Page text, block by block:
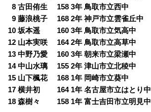
08 古田侑生 158 3年 鳥取市立西中
09 藤浪桃子 168 2年 神戸市立雲雀丘中
10 坂本遥 160 3年 鳥取市立気高中
12 山本実咲 164 2年 鳥取市立高草中
13 中野乃愛 160 3年 朝来市立梁瀬中
14 中山水璃 155 2年 津山市立北稜中
15 山下楓花 168 1年 岡崎市立葵中
17 横井初 164 1年 名古屋市立はとり中
18 森樹々 158 1年 富士吉田市立明見中